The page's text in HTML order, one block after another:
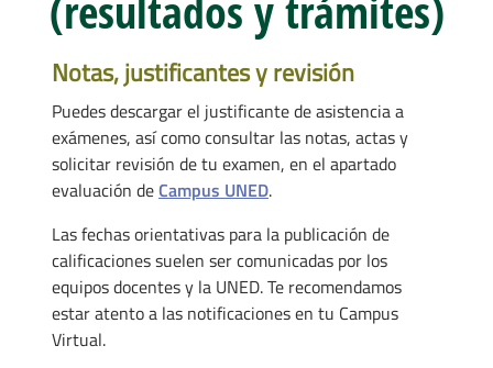
Notas, justificantes y revisión
Puedes descargar el justificante de asistencia a
exámenes, así como consultar las notas, actas y
solicitar revisión de tu examen, en el apartado
evaluación deCampus UNED.
Las fechas orientativas para la publicación de
calificaciones suelen ser comunicadas por los
equipos docentes y la UNED. Te recomendamos
estar atento a las notificaciones en tu Campus
Virtual.